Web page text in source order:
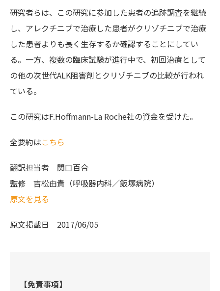
研究者らは、この研究に参加した患者の追跡調査を継続
し、アレクチニブで治療した患者がクリゾチニブで治療
した患者よりも長く生存するか確認することにしてい
る。一方、複数の臨床試験が進行中で、初回治療として
の他の次世代ALK阻害剤とクリゾチニブの比較が行われ
ている。
この研究はF.Hoffmann-La Roche社の資金を受けた。
全要約はこちら
翻訳担当者 関口百合
監修 吉松由貴（呼吸器内科／飯塚病院）
原文を見る
原文掲載日 2017/06/05
【免責事項】